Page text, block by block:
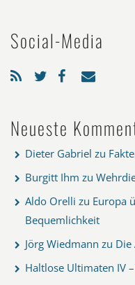
Social-Media
Neueste
Dieter Gabriel zu
Burgitt Ihm zu
Aldo Orelli zu Europa
Bequemlichkeit
Jörg Wiedmann zu Die
Haltlose Ultimaten IV